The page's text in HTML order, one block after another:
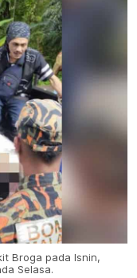
Broga pada Isnin,
Selasa.